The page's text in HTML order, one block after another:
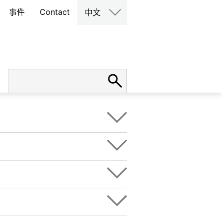
事件 Contact 中文